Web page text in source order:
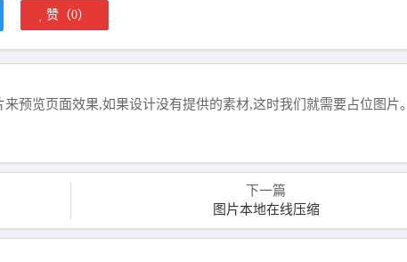
赞（0）
预览页面效果,如果设计没有提供的素材,这时我们就需要占位图片。
下一篇
图片本地在线压缩